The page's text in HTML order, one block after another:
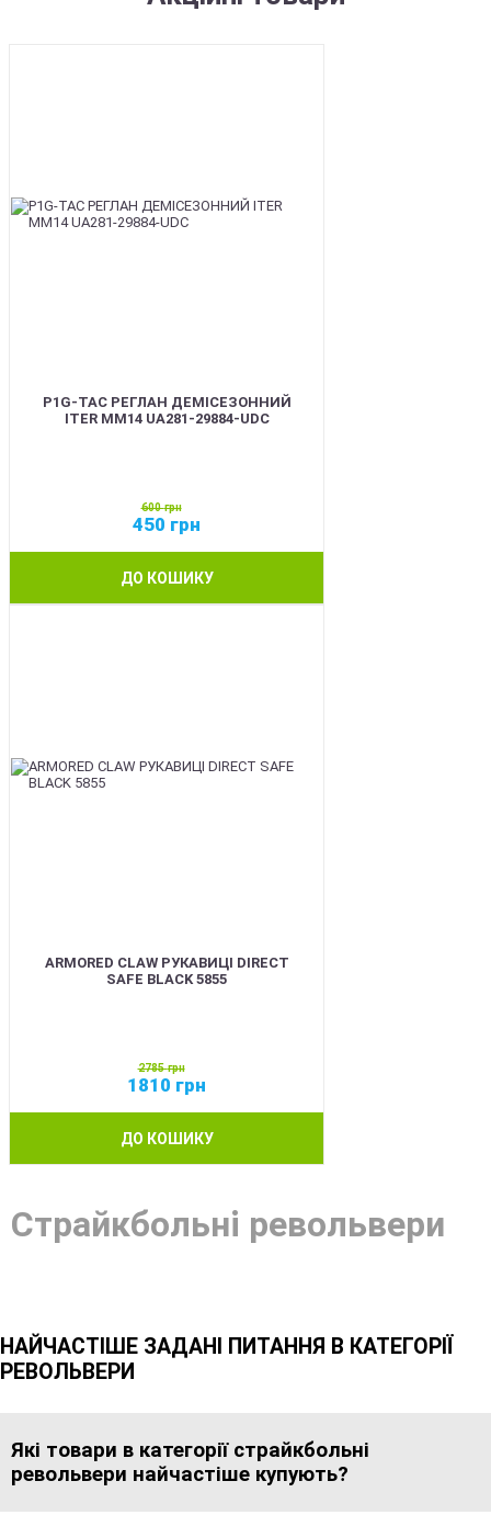
P1G-TAC РЕГЛАН ДЕМІСЕЗОННИЙ
ITER ММ14 UA281-29884-UDC
600грн
450 грн
ДО КОШИКУ
ARMORED CLAW РУКАВИЦІ DIRECT
SAFE BLACK 5855
2785грн
1810 грн
ДО КОШИКУ
Страйкбольні револьвери
НАЙЧАСТІШЕ ЗАДАНІ ПИТАННЯ В КАТЕГОРІЇ
РЕВОЛЬВЕРИ
Які товари в категорії страйкбольні
револьвери найчастіше купують?